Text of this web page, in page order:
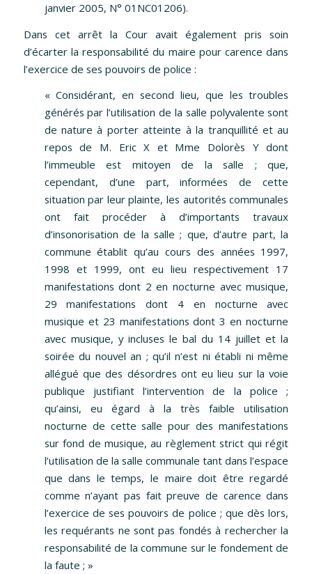
janvier 2005, N° 01NC01206).
Dans cet arrêt la Cour avait également pris soin
d’écarter la responsabilité du maire pour carence dans
l’exercice de ses pouvoirs de police :
« Considérant, en second lieu, que les troubles
générés par l’utilisation de la salle polyvalente sont
de nature à porter atteinte à la tranquillité et au
repos de M. Eric X et Mme Dolorès Y dont
l’immeuble est mitoyen de la salle ; que,
cependant, d’une part, informées de cette
situation par leur plainte, les autorités communales
ont fait procéder à d’importants travaux
d’insonorisation de la salle ; que, d’autre part, la
commune établit qu’au cours des années 1997,
1998 et 1999, ont eu lieu respectivement 17
manifestations dont 2 en nocturne avec musique,
29 manifestations dont 4 en nocturne avec
musique et 23 manifestations dont 3 en nocturne
avec musique, y incluses le bal du 14 juillet et la
soirée du nouvel an ; qu’il n’est ni établi ni même
allégué que des désordres ont eu lieu sur la voie
publique justifiant l’intervention de la police ;
qu’ainsi, eu égard à la très faible utilisation
nocturne de cette salle pour des manifestations
sur fond de musique, au règlement strict qui régit
l’utilisation de la salle communale tant dans l’espace
que dans le temps, le maire doit être regardé
comme n’ayant pas fait preuve de carence dans
l’exercice de ses pouvoirs de police ; que dès lors,
les requérants ne sont pas fondés à rechercher la
responsabilité de la commune sur le fondement de
la faute ; »